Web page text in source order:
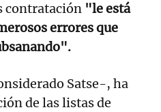
contratación "le está
errores que
Satse-, ha
de las listas de